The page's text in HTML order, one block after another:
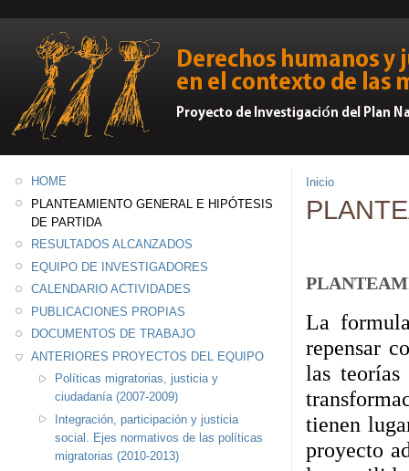
HOME
PLANTEAMIENTO GENERAL E HIPÓTESIS
DE PARTIDA
RESULTADOS ALCANZADOS
EQUIPO DE INVESTIGADORES
CALENDARIO ACTIVIDADES
PUBLICACIONES PROPIAS
DOCUMENTOS DE TRABAJO
ANTERIORES PROYECTOS DEL EQUIPO
Políticas migratorias, justicia y
ciudadanía (2007-2009)
Integración, participación y justicia
social. Ejes normativos de las políticas
migratorias (2010-2013)
Inicio
La
repensar
las
tienen
proyecto